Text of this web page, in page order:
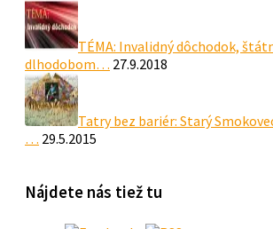
TÉMA: Invalidný dôchodok,
dlhodobom… 27.9.2018
Tatry bez bariér: Starý
… 29.5.2015
Nájdete nás tiež tu